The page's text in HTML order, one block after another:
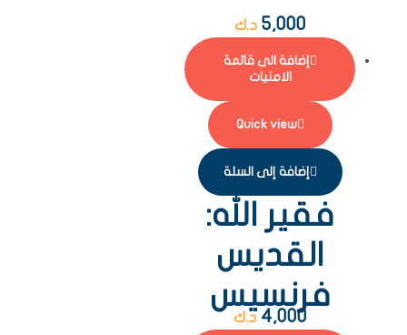
5,000 د.ك
إضافة الى قائمة
الامنيات
Quick view
إضافة إلى السلة
فقير الله:
القديس
فرنسيس
4,000 د.ك